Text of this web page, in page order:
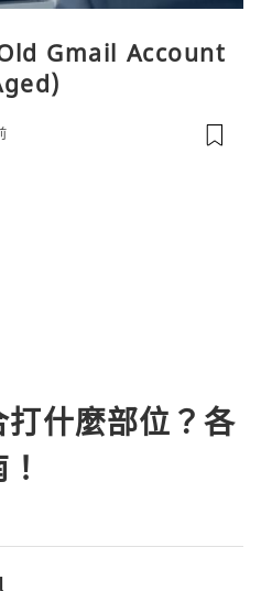
Gmail Account
什麼部位？各